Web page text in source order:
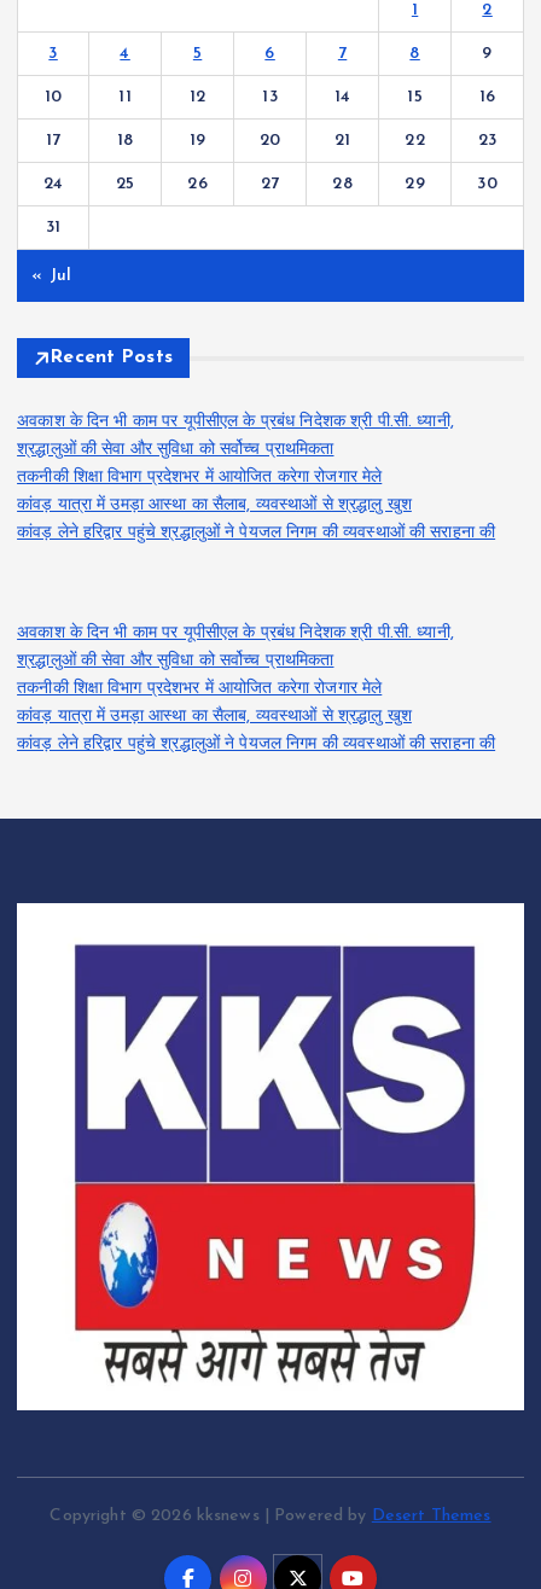
1 2
3 4 5 6 7 8 9
10 11 12 13 14 15 16
17 18 19 20 21 22 23
24 25 26 27 28 29 30
31
« Jul
Recent Posts
अवकाश के दिन भी काम पर यूपीसीएल के प्रबंध निदेशक श्री पी.सी. ध्यानी,
श्रद्धालुओं की सेवा और सुविधा को सर्वोच्च प्राथमिकता
तकनीकी शिक्षा विभाग प्रदेशभर में आयोजित करेगा रोजगार मेले
कांवड़ यात्रा में उमड़ा आस्था का सैलाब, व्यवस्थाओं से श्रद्धालु खुश
कांवड़ लेने हरिद्वार पहुंचे श्रद्धालुओं ने पेयजल निगम की व्यवस्थाओं की सराहना की
अवकाश के दिन भी काम पर यूपीसीएल के प्रबंध निदेशक श्री पी.सी. ध्यानी,
श्रद्धालुओं की सेवा और सुविधा को सर्वोच्च प्राथमिकता
तकनीकी शिक्षा विभाग प्रदेशभर में आयोजित करेगा रोजगार मेले
कांवड़ यात्रा में उमड़ा आस्था का सैलाब, व्यवस्थाओं से श्रद्धालु खुश
कांवड़ लेने हरिद्वार पहुंचे श्रद्धालुओं ने पेयजल निगम की व्यवस्थाओं की सराहना की
Copyright © 2026 kksnews | Powered by Desert Themes